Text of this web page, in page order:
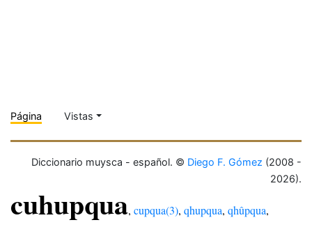
Página Vistas
Diccionario muysca - español. © Diego F. Gómez (2008 -
2026).
cuhupqua, cupqua(3), qhupqua, qhûpqua,